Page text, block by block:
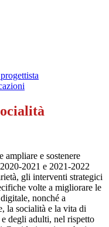
e sostenere
2021 e 2021-2022
gli interventi strategici
volte a migliorare le
nonché a
la socialità e la vita di
degli adulti, nel rispetto